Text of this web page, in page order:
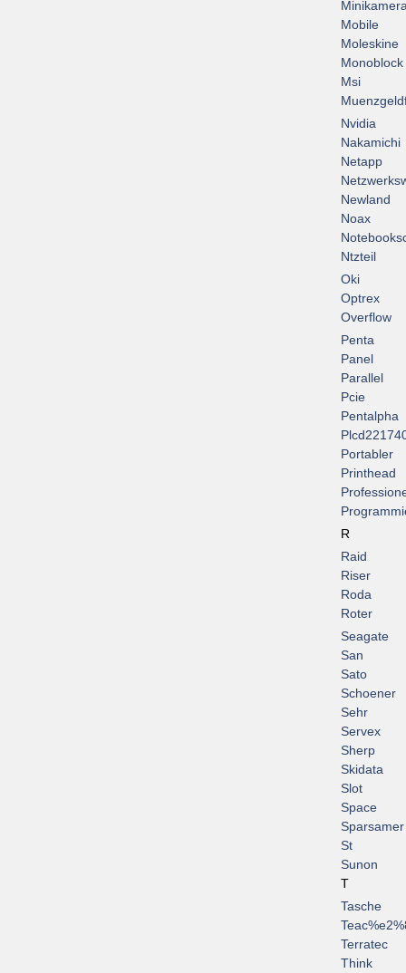
Mobile
Moleskine
Monoblock
Msi
Nvidia
Nakamichi
Netapp
Newland
Noax
Ntzteil
Oki
Optrex
Overflow
Penta
Panel
Parallel
Pcie
Pentalpha
Portabler
Printhead
R
Raid
Riser
Roda
Roter
Seagate
San
Sato
Schoener
Sehr
Servex
Sherp
Skidata
Slot
Space
Sparsamer
St
Sunon
T
Tasche
Terratec
Think